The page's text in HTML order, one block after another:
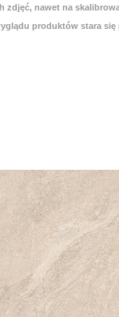
zdjęć, nawet na
produktów stara